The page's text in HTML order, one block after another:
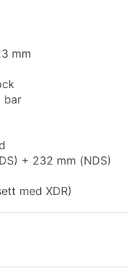
mm
bar
+ 232 mm (NDS)
med XDR)